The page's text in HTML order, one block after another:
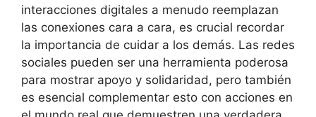
interacciones digitales a menudo reemplazan
las conexiones cara a cara, es crucial recordar
la importancia de cuidar a los demás. Las redes
sociales pueden ser una herramienta poderosa
para mostrar apoyo y solidaridad, pero también
es esencial complementar esto con acciones en